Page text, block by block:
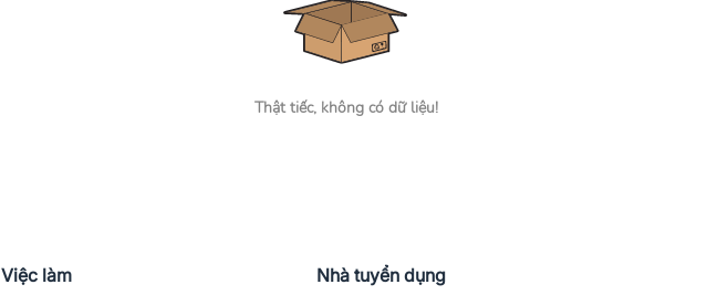
Thật tiếc, không có dữ liệu!
Việc làm Nhà tuyển dụng